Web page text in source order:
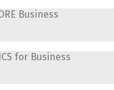
Business
for Business